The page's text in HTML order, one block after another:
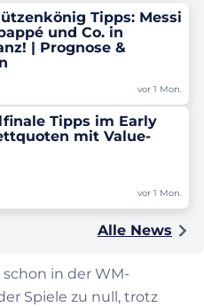
Tipps: Messi
und Co. in
| Prognose &
vor 1 Mon.
Tipps im Early
mit Value-
vor 1 Mon.
Alle News
in der WM-
Spiele zu null, trotz